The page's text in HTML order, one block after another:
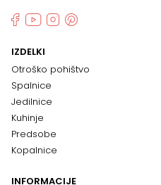
IZDELKI
Otroško pohištvo
Spalnice
Jedilnice
Kuhinje
Predsobe
Kopalnice
INFORMACIJE